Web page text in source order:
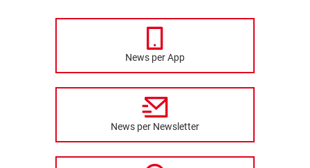
News per App
News per Newsletter